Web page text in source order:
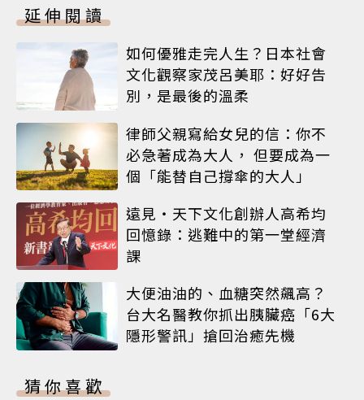
延伸閱讀
如何優雅走完人生？日本社會
文化觀察家茂呂美耶：好好告
別，是最後的溫柔
律師父親寫給女兒的信：你不
必急著成為大人， 但要成為一
個「能替自己撐傘的大人」
遠見‧天下文化創辦人高希均
回憶錄：逃難中的第一堂經濟
課
大便油油的、血糖突然飆高？
台大名醫教你抓出胰臟癌「6大
隱形警訊」搶回治癒先機
猜你喜歡